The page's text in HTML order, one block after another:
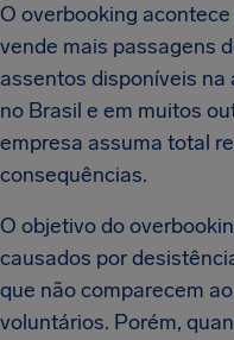
O overbooking
vende mais passagens
assentos disponíveis na
no Brasil e em muitos
empresa assuma total
consequências.
O objetivo do
causados por
que não comparecem
voluntários. Porém,